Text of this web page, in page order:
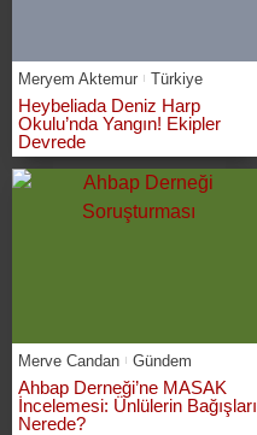
Meryem Aktemur Türkiye
Heybeliada Deniz Harp
Okulu’nda Yangın! Ekipler
Devrede
Merve Candan Gündem
Ahbap Derneği’ne MASAK
İncelemesi: Ünlülerin Bağışları
Nerede?